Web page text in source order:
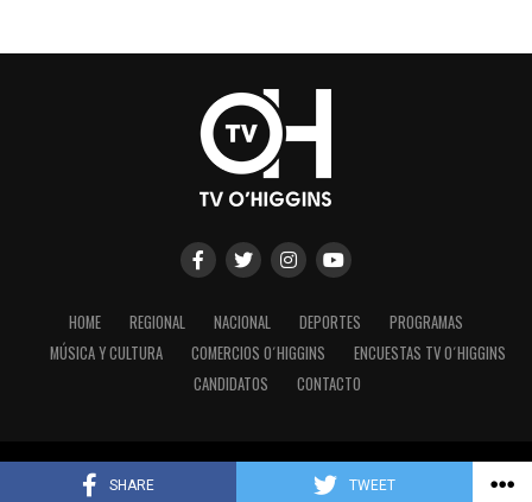
SHARE TWEET
HOME REGIONAL NACIONAL DEPORTES
PROGRAMAS
MÚSICA Y CULTURA
COMERCIOS O´HIGGINS
ENCUESTAS TV O´HIGGINS
CANDIDATOS
CONTACTO
Copyright © 2023 - TV O´Higgins.